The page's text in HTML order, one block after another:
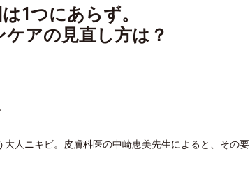
1つにあらず。
アの見直し方は？
人ニキビ。皮膚科医の中崎恵美先生によると、その要